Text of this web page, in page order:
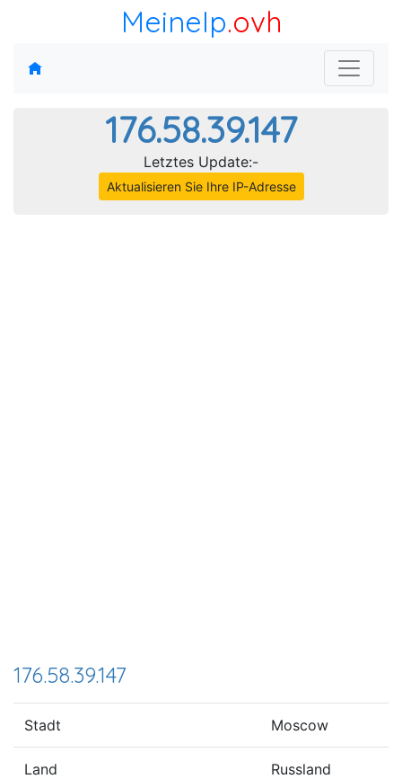
MeineIp.ovh
176.58.39.147
Letztes Update:-
Aktualisieren Sie Ihre IP-Adresse
176.58.39.147
Stadt Moscow
Land Russland